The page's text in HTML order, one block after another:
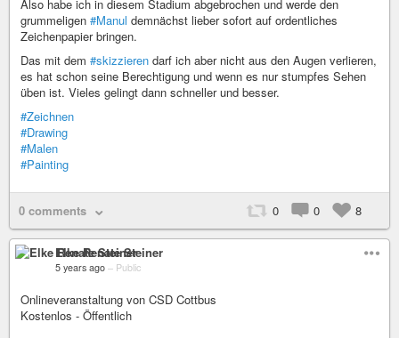
Also habe ich in diesem Stadium abgebrochen und werde den
grummeligen #Manul demnächst lieber sofort auf ordentliches
Zeichenpapier bringen.
Das mit dem #skizzieren darf ich aber nicht aus den Augen verlieren,
es hat schon seine Berechtigung und wenn es nur stumpfes Sehen
üben ist. Vieles gelingt dann schneller und besser.
#Zeichnen
#Drawing
#Malen
#Painting
0 comments 0 0 8
Elke Renate Steiner
5 years ago – Public
Onlineveranstaltung von CSD Cottbus
Kostenlos - Öffentlich